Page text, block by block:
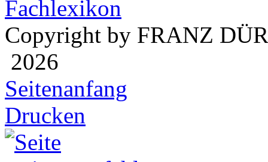
Fachlexikon
Copyright by FRANZ
2026
Seitenanfang
Drucken